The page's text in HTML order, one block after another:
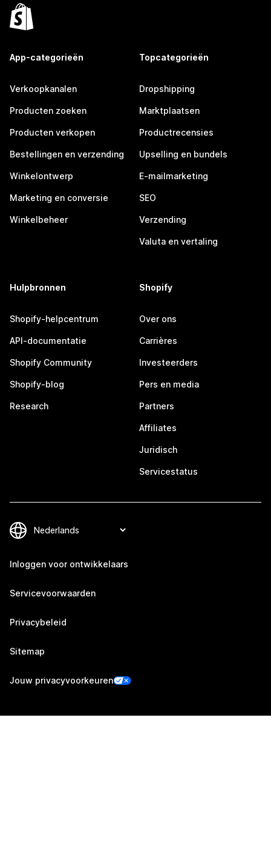
App-categorieën
Verkoopkanalen
Producten zoeken
Producten verkopen
Bestellingen en verzending
Winkelontwerp
Marketing en conversie
Winkelbeheer
Topcategorieën
Dropshipping
Marktplaatsen
Productrecensies
Upselling en bundels
E-mailmarketing
SEO
Verzending
Valuta en vertaling
Hulpbronnen
Shopify-helpcentrum
API-documentatie
Shopify Community
Shopify-blog
Research
Shopify
Over ons
Carrières
Investeerders
Pers en media
Partners
Affiliates
Juridisch
Servicestatus
Inloggen voor ontwikkelaars
Servicevoorwaarden
Privacybeleid
Sitemap
Jouw privacyvoorkeuren